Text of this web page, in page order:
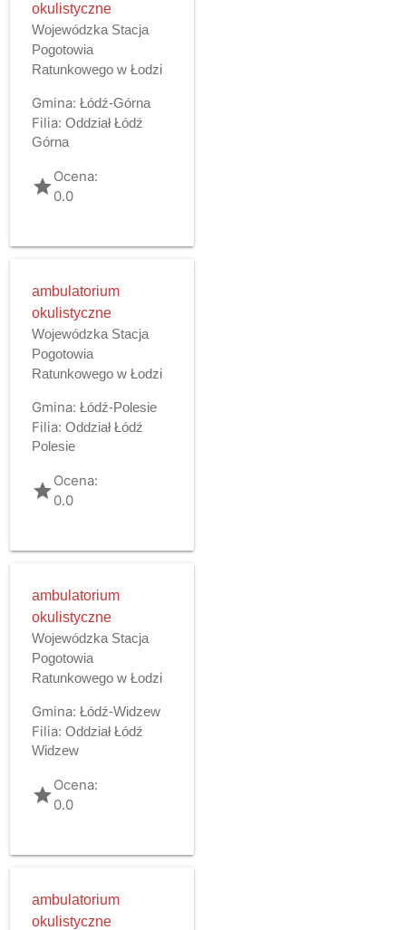
okulistyczne
Wojewódzka Stacja
Pogotowia
Ratunkowego w Łodzi
Gmina: Łódź-Górna
Filia: Oddział Łódź
Górna
gradeOcena:
0.0
ambulatorium
okulistyczne
Wojewódzka Stacja
Pogotowia
Ratunkowego w Łodzi
Gmina: Łódź-Polesie
Filia: Oddział Łódź
Polesie
gradeOcena:
0.0
ambulatorium
okulistyczne
Wojewódzka Stacja
Pogotowia
Ratunkowego w Łodzi
Gmina: Łódź-Widzew
Filia: Oddział Łódź
Widzew
gradeOcena:
0.0
ambulatorium
okulistyczne